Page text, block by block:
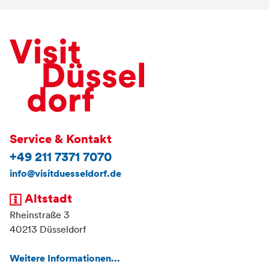
Service & Kontakt
+49 211 7371 7070
info@visitduesseldorf.de
Altstadt
Rheinstraße 3
40213 Düsseldorf
Weitere Informationen...